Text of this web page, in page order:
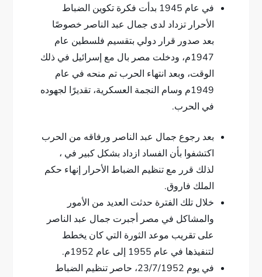
في عام 1945 بدأت فكرة تكوين الضباط
الأحرار تزداد لدى جمال عبد الناصر خصوصًا
بعد صدور قرار دولي بتقسيم فلسطين عام
1947م، ودخلت مصر بال مع إسرائيل في ذلك
الوقت، وبعد انتهاء الحرب تم منحه في عام
1949م وسام النجمة العسكرية، تقديرًا لجهوده
في الحرب.
بعد رجوع جمال عبد الناصر ورفاقه من الحرب
اكتشفوا بأن الفساد ازداد بشكل كبير في ،
لذلك قرر مع تنظيم الضباط الأحرار إنهاء حكم
الملك فاروق.
خلال تلك الفترة حدثت العديد من الأمور
والمشاكل في مصر أجبرت جمال عبد الناصر
على تقريب موعد الثورة التي كان يخطط
لتنفيذها في عام 1955 إلى عام 1952م.
في يوم 23/7/1952، حاصر تنظيم الضباط